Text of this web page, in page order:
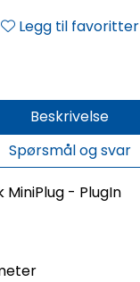
Legg til favoritter
Beskrivelse
Spørsmål og svar
- PlugIn